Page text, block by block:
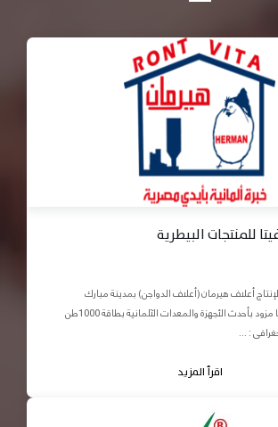
للمنتجات البيطرية
أعلاف هيرمان (أعلاف الدواجن) بمدينة مبارك
الصناعية بقويسنا مزود بأحدث الأجهزة والمعدات الآلمانية بطاقة 1000طن
: ...
اقرأ المزيد